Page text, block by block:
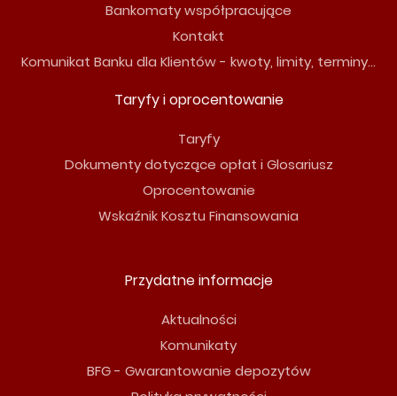
Bankomaty współpracujące
Kontakt
Komunikat Banku dla Klientów - kwoty, limity, terminy...
Taryfy i oprocentowanie
Taryfy
Dokumenty dotyczące opłat i Glosariusz
Oprocentowanie
Wskaźnik Kosztu Finansowania
Przydatne informacje
Aktualności
Komunikaty
BFG - Gwarantowanie depozytów